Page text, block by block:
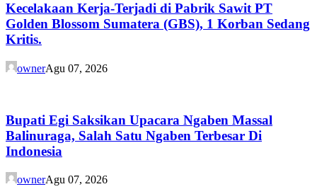
Kecelakaan Kerja-Terjadi di Pabrik Sawit PT
Golden Blossom Sumatera (GBS), 1 Korban Sedang
Kritis.
ownerAgu 07, 2026
Bupati Egi Saksikan Upacara Ngaben Massal
Balinuraga, Salah Satu Ngaben Terbesar Di
Indonesia
ownerAgu 07, 2026